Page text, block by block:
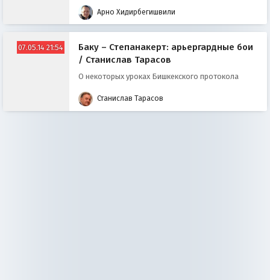
Арно Хидирбегишвили
07.05.14 21:54
Баку – Степанакерт: арьергардные бои
/ Станислав Тарасов
О некоторых уроках Бишкекского протокола
Станислав Тарасов